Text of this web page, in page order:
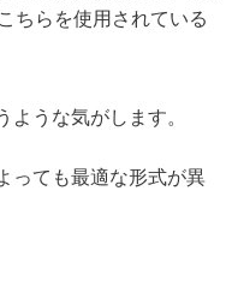
ちらを使用されている
うな気がします。
っても最適な形式が異